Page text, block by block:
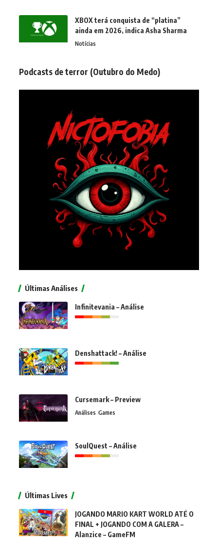
XBOX terá conquista de “platina”
ainda em 2026, indica Asha Sharma
Notícias
Podcasts de terror (Outubro do Medo)
Últimas Análises
Infinitevania – Análise
Denshattack! – Análise
Cursemark – Preview
Análises Games
SoulQuest – Análise
Últimas Lives
JOGANDO MARIO KART WORLD ATÉ O
FINAL + JOGANDO COM A GALERA –
Alanzice – GameFM